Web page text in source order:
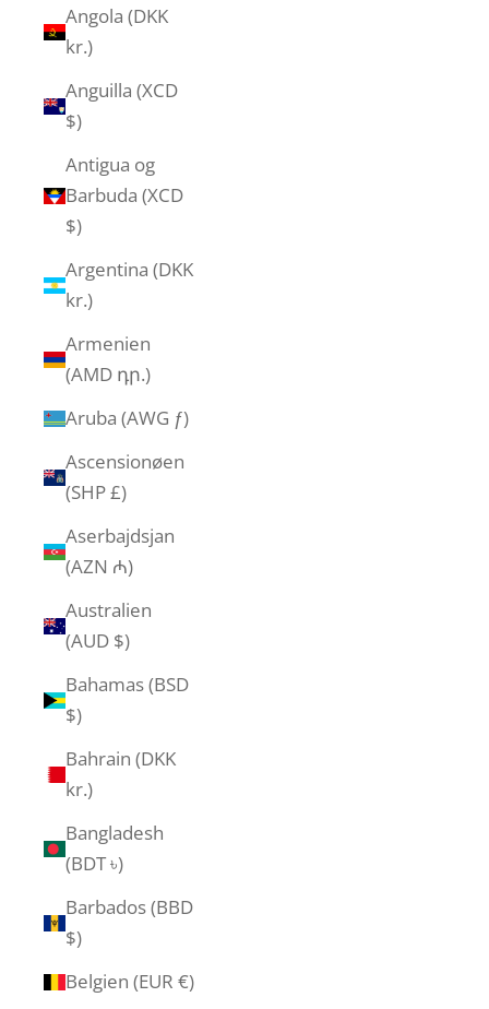
Angola (DKK
kr.)
Anguilla (XCD
$)
Antigua og
Barbuda (XCD
$)
Argentina (DKK
kr.)
Armenien
(AMD դր.)
Aruba (AWG ƒ)
Ascensionøen
(SHP £)
Aserbajdsjan
(AZN ₼)
Australien
(AUD $)
Bahamas (BSD
$)
Bahrain (DKK
kr.)
Bangladesh
(BDT ৳)
Barbados (BBD
$)
Belgien (EUR €)